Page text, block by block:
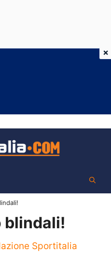
blindali!
Sportitalia
×